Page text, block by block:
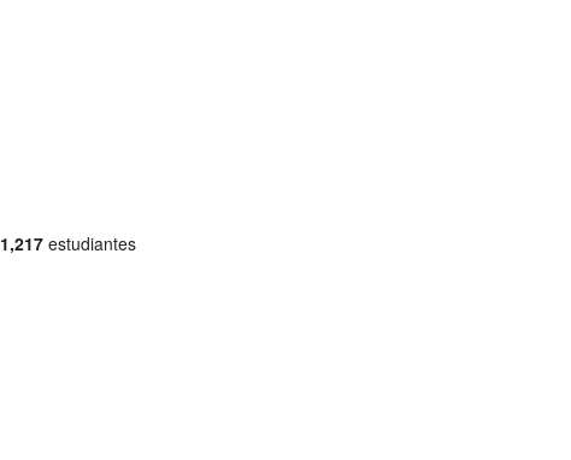
1,217 estudiantes